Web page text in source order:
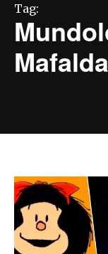
Tag:
Mafalda